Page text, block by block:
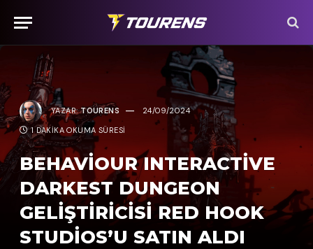
YAZAR: TOURENS 24/09/2024
1 DAKIKA OKUMA SÜRESI
BEHAVIOUR INTERACTIVE
DARKEST DUNGEON
GELIŞTIRICISI RED HOOK
STUDIOS’U SATIN ALDI